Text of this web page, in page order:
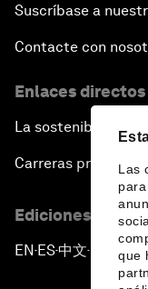
Las
que
Suscríbase a
Contacte con
Enlaces directos
La sostenibilidad en
Carreras
Ediciones en
EN ▪ES▪中文▪ 日本語